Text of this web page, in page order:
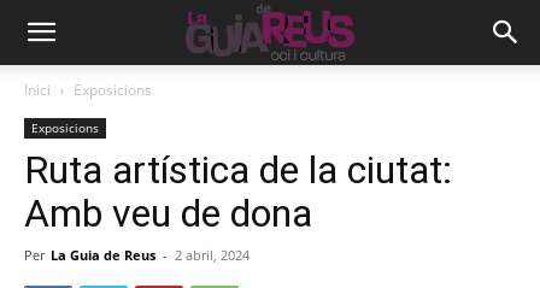
Inici Exposicions
Exposicions
Ruta artística de la ciutat:
Amb veu de dona
Per La Guia de Reus - 2 abril, 2024